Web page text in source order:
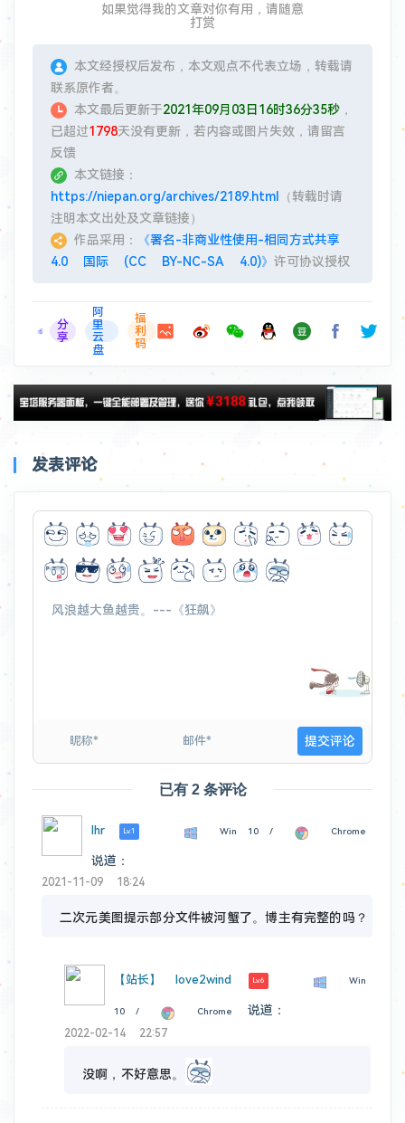
如果觉得我的文章对你有用，请随意
打赏
本文经授权后发布，本文观点不代表立场，转载请
联系原作者。
本文最后更新于2021年09月03日16时36分35秒 ，
已超过1798天没有更新，若内容或图片失效，请留言
反馈
本文链接：
https://niepan.org/archives/2189.html
（转载时请
注明本文出处及文章链接）
作品采用：
《署名-非商业性使用-相同方式共享
4.0 国际 (CC BY-NC-SA 4.0)》 许可协议授权
分
享
阿
里
云
盘
福
利
码
发表评论
已有 2 条评论
lhr Lv.1 Win 10 / Chrome
说道：
2021-11-09 18:24
二次元美图提示部分文件被河蟹了。博主有完整的吗？
【站长】 love2wind Lv.6 Win
10 / Chrome 说道：
2022-02-14 22:57
没啊，不好意思。